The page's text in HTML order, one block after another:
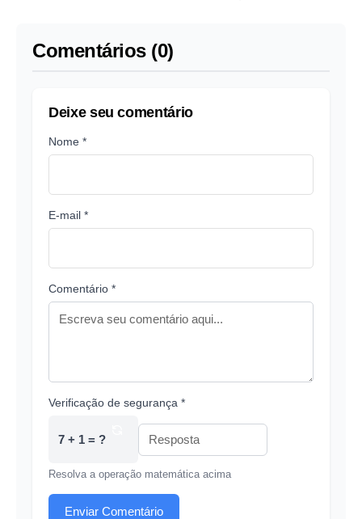
Comentários (0)
Deixe seu comentário
Nome *
E-mail *
Comentário *
Verificação de segurança *
7 + 1 = ?
Resolva a operação matemática acima
Enviar Comentário